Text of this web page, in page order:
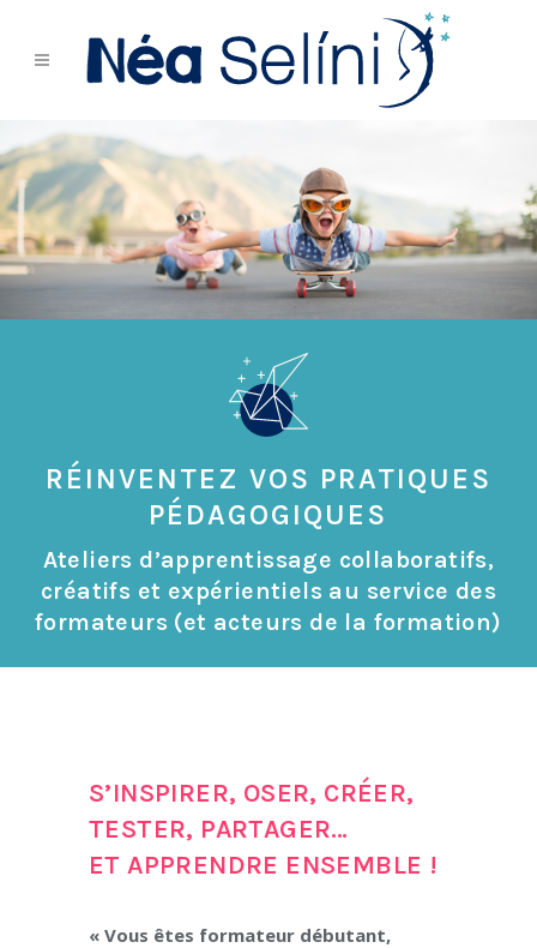
RÉINVENTEZ VOS PRATIQUES
PÉDAGOGIQUES
Ateliers d’apprentissage collaboratifs,
créatifs et expérientiels au service des
formateurs (et acteurs de la formation)
S’INSPIRER, OSER, CRÉER,
TESTER, PARTAGER…
ET APPRENDRE ENSEMBLE !
« Vous êtes formateur débutant,